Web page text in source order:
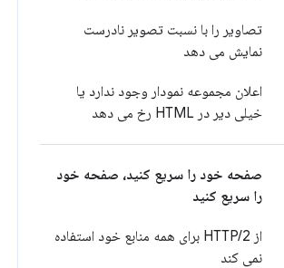
تصاویر را با نسبت تصویر نادرست
نمایش می دهد
اعلان مجموعه نمودار وجود ندارد یا
خیلی دیر در HTML رخ می دهد
صفحه خود را سریع کنید، صفحه خود
را سریع کنید
از HTTP /
2 برای همه منابع خود استفاده
نمی کند